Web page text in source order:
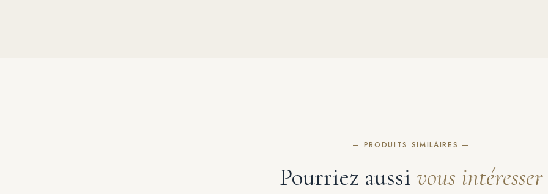
— PRODUITS SIMILAIRES —
Pourriez aussi vous intéresser